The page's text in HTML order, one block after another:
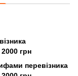
2000 грн
перевізника